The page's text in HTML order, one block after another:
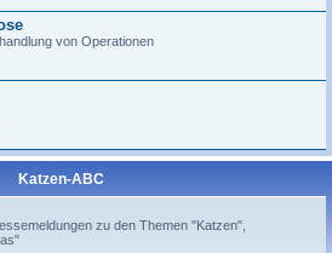
von Operationen
Katzen-ABC
zu den Themen "Katzen",